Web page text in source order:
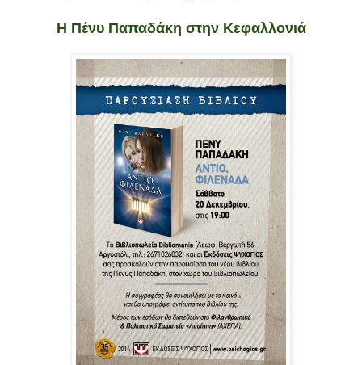
Η Πένυ Παπαδάκη στην Κεφαλλονιά